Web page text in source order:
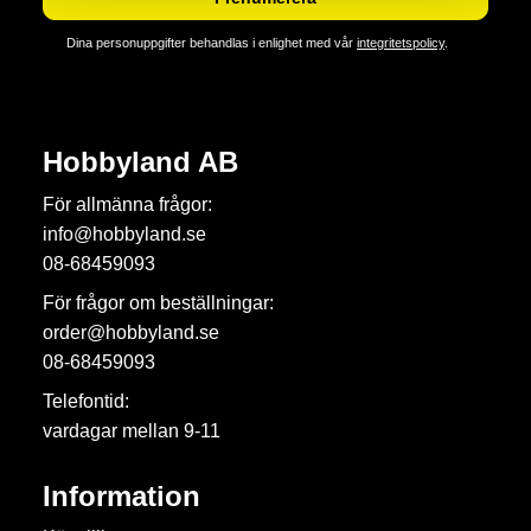
Dina personuppgifter behandlas i enlighet med vår integritetspolicy.
Hobbyland AB
För allmänna frågor:
info@hobbyland.se
08-68459093
För frågor om beställningar:
order@hobbyland.se
08-68459093
Telefontid:
vardagar mellan 9-11
Information